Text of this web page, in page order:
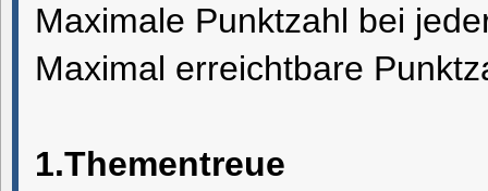
Maximale Punktzahl bei
Maximal erreichtbare
1.Thementreue